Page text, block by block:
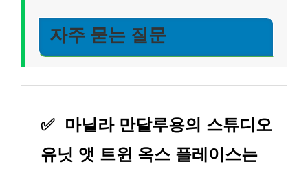
자주 묻는 질문
✅
마닐라 만달루용의 스튜디오
유닛 앳 트윈 옥스 플레이스는